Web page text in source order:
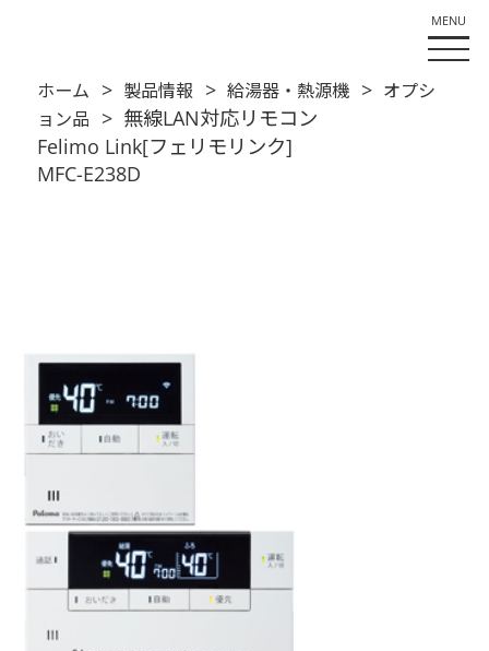
ホーム > 製品情報 > 給湯器・熱源機 > オプシ
ョン品 > 無線LAN対応リモコン
Felimo Link[フェリモリンク]
MFC-E238D